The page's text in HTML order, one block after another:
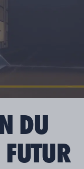
DU